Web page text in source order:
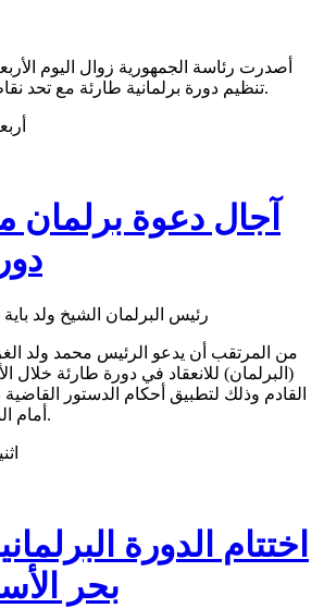
أصدرت رئاسة الجمهورية زوال اليوم
تنظيم دورة برلمانية طارئة مع تحد نقاط جدول أعمال الدورة.
أربعاء, 28/
آجال دعوة برلمان
من المرتقب أن يدعو الرئيس محمد ولد
(البرلمان) للانعقاد في دورة طارئة خلال
القادم وذلك لتطبيق أحكام الدستور القاضية
أمام البرلمان للمصادقة عليه.
اثنين,
اختتام الدورة
بحر